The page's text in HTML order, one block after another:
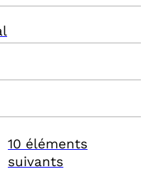
10 éléments
suivants